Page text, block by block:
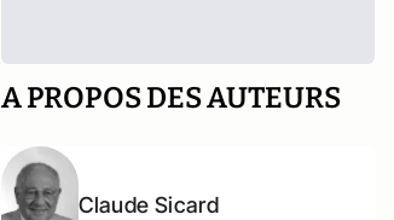
A PROPOS DES AUTEURS
Claude Sicard